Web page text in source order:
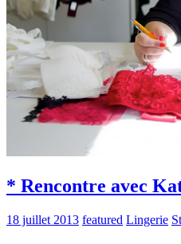
* Rencontre avec
18 juillet 2013 featured Lingerie